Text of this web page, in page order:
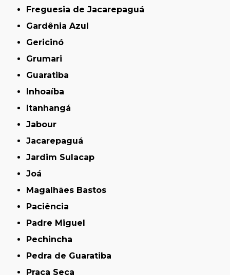
Freguesia de Jacarepaguá
Gardênia Azul
Gericinó
Grumari
Guaratiba
Inhoaíba
Itanhangá
Jabour
Jacarepaguá
Jardim Sulacap
Joá
Magalhães Bastos
Paciência
Padre Miguel
Pechincha
Pedra de Guaratiba
Praça Seca